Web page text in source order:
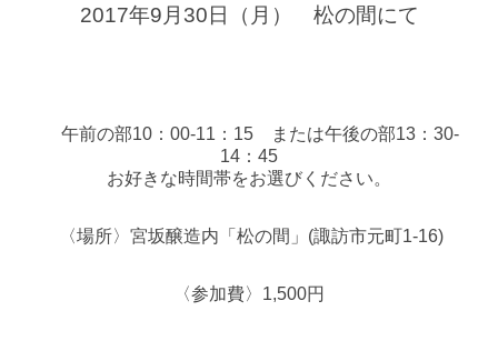
2017年9月30日（月） 松の間にて
午前の部10：00-11：15 または午後の部13：30-
14：45
お好きな時間帯をお選びください。
〈場所〉宮坂醸造内「松の間」(諏訪市元町1-16)
〈参加費〉1,500円